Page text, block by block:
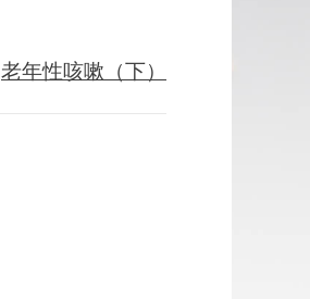
老年性咳嗽（下）